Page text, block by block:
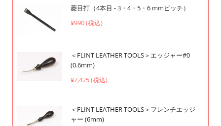
菱目打（4本目 - 3・4・5・6 mmピッチ）
¥990 (税込)
＜FLINT LEATHER TOOLS＞エッジャー#0
(0.6mm)
¥7,425 (税込)
＜FLINT LEATHER TOOLS＞フレンチエッジ
ャー (6mm)